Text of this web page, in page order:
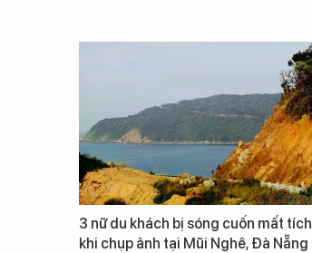
3 nữ du khách bị sóng cuốn mất tích
khi chụp ảnh tại Mũi Nghê, Đà Nẵng